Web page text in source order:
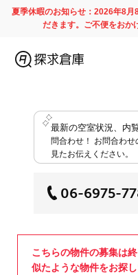
夏季休暇のお知らせ：2026年8
だきます。ご不便をおか
最新の空室状況、内
問合わせ！ お問合わせ
見たお伝えください。
06-6975-
こちらの物件の募集は終
似たような物件をお探